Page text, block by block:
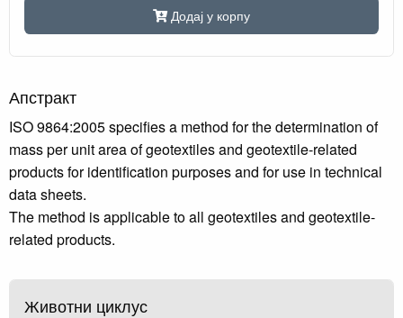
Додај у корпу
Апстракт
ISO 9864:2005 specifies a method for the determination of
mass per unit area of geotextiles and geotextile-related
products for identification purposes and for use in technical
data sheets.
The method is applicable to all geotextiles and geotextile-
related products.
Животни циклус